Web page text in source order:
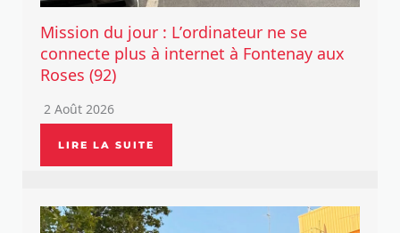
Mission du jour : L’ordinateur ne se
connecte plus à internet à Fontenay aux
Roses (92)
2 Août 2026
LIRE LA SUITE